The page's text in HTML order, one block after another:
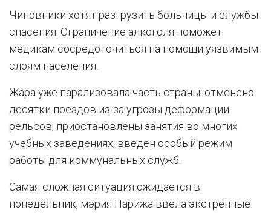
Чиновники хотят разгрузить больницы и службы
спасения. Ограничение алкоголя поможет
медикам сосредоточиться на помощи уязвимым
слоям населения.
Жара уже парализовала часть страны: отменено
десятки поездов из-за угрозы деформации
рельсов; приостановлены занятия во многих
учебных заведениях; введен особый режим
работы для коммунальных служб.
Самая сложная ситуация ожидается в
понедельник, мэрия Парижа ввела экстренные